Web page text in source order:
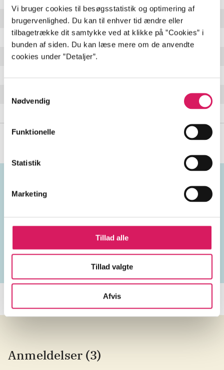
Vi bruger cookies til besøgsstatistik og optimering af
brugervenlighed. Du kan til enhver tid ændre eller
tilbagetrække dit samtykke ved at klikke på ”Cookies” i
bunden af siden. Du kan læse mere om de anvendte
cookies under ”Detaljer”.
Nødvendig
Funktionelle
Statistik
Marketing
Tillad alle
Tillad valgte
Afvis
Slightly
Blame 3:03 min
Ten
5:18 min
Emneord
vokal
England 2020'erne
Anmeldelser (3)